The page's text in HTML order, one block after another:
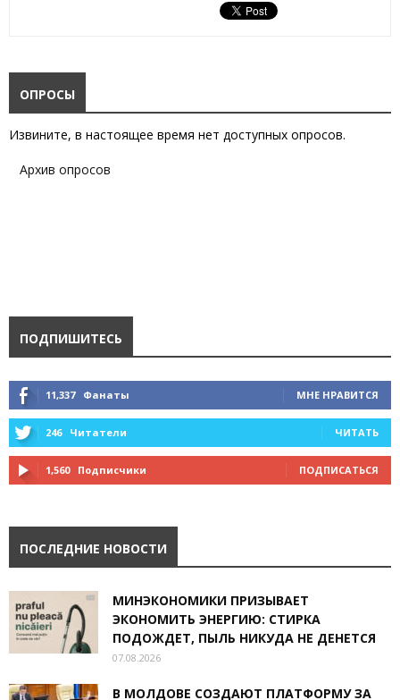
ОПРОСЫ
Извините, в настоящее время нет доступных опросов.
Архив опросов
ПОДПИШИТЕСЬ
11,337 Фанаты МНЕ НРАВИТСЯ
246 Читатели ЧИТАТЬ
1,560 Подписчики ПОДПИСАТЬСЯ
ПОСЛЕДНИЕ НОВОСТИ
МИНЭКОНОМИКИ ПРИЗЫВАЕТ
ЭКОНОМИТЬ ЭНЕРГИЮ: СТИРКА
ПОДОЖДЕТ, ПЫЛЬ НИКУДА НЕ ДЕНЕТСЯ
07.08.2026
В МОЛДОВЕ СОЗДАЮТ ПЛАТФОРМУ ЗА